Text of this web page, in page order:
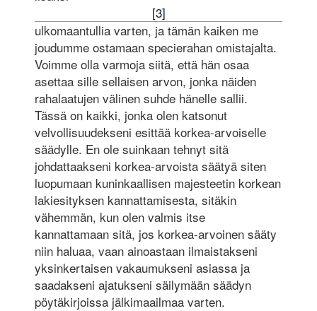
[3]
ulkomaantullia varten, ja tämän kaiken me
joudumme ostamaan specierahan omistajalta.
Voimme olla varmoja siitä, että hän osaa
asettaa sille sellaisen arvon, jonka näiden
rahalaatujen välinen suhde hänelle sallii.
Tässä on kaikki, jonka olen katsonut
velvollisuudekseni esittää korkea-arvoiselle
säädylle. En ole suinkaan tehnyt sitä
johdattaakseni korkea-arvoista säätyä siten
luopumaan kuninkaallisen majesteetin korkean
lakiesityksen kannattamisesta, sitäkin
vähemmän, kun olen valmis itse
kannattamaan sitä, jos korkea-arvoinen sääty
niin haluaa, vaan ainoastaan ilmaistakseni
yksinkertaisen vakaumukseni asiassa ja
saadakseni ajatukseni säilymään säädyn
pöytäkirjoissa jälkimaailmaa varten.